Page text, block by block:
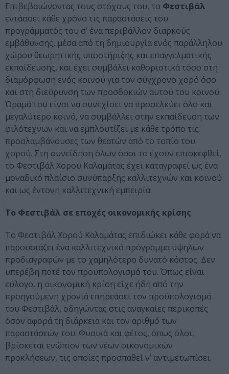
Επιβεβαιώνοντας τους στόχους του, το Φεστιβάλ
εντάσσει κάθε χρόνο τις παραστάσεις του
προγράμματός του σ’ ένα περιβάλλον διαρκούς
εμβάθυνσης, μέσα από τη δημιουργία ενός παράλληλου
χώρου θεωρητικής υποστήριξης και επαγγελματικής
εκπαίδευσης, και έχει συμβάλει καθοριστικά τόσο στη
διαμόρφωση ενός κοινού για τον σύγχρονο χορό όσο
και στη διεύρυνση των προσδοκιών αυτού του κοινού.
Όραμά του είναι να συνεχίσει να προσελκύει όλο και
μεγαλύτερο κοινό, να συμβάλλει στην εκπαίδευση των
φιλότεχνων και να εμπλουτίζει με κάθε τρόπο τις
προσλαμβάνουσες των θεατών από το τοπίο του
χορού. Στη συνείδηση όλων όσοι το έχουν επισκεφθεί,
το Φεστιβάλ Χορού Καλαμάτας έχει καταγραφεί ως ένα
μοναδικό πλαίσιο συνύπαρξης καλλιτεχνών και κοινού
και ως έντονη καλλιτεχνική εμπειρία.
Το Φεστιβάλ σε εποχές οικονομικής κρίσης
Το Φεστιβάλ Χορού Καλαμάτας επιδιώκει κάθε φορά να
παρουσιάζει ένα καλλιτεχνικό πρόγραμμα υψηλών
προδιαγραφών με το χαμηλότερο δυνατό κόστος. Δεν
υπερέβη ποτέ τον προϋπολογισμό του. Όπως είναι
εύλογο, η οικονομική κρίση είχε ήδη από την
προηγούμενη χρονιά επηρεάσει τον προϋπολογισμό
του Φεστιβάλ, οδηγώντας στις αναγκαίες περικοπές
όσον αφορά τη διάρκεια και τον αριθμό των
παραστάσεών του. Φυσικά και φέτος, όπως όλοι,
βρίσκεται ενώπιον των νέων οικονομικών
προκλήσεων, τις οποίες προσπαθεί ν’ αντιμετωπίσει.